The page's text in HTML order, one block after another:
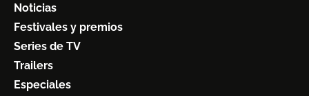
Noticias
Festivales y premios
Series de TV
Trailers
Especiales